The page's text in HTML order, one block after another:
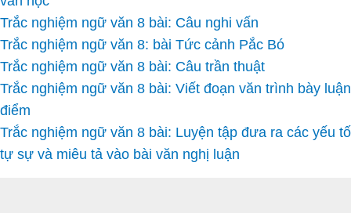
Trắc nghiệm ngữ văn 8 bài: Câu nghi vấn
Trắc nghiệm ngữ văn 8: bài Tức cảnh Pắc Bó
Trắc nghiệm ngữ văn 8 bài: Câu trần thuật
Trắc nghiệm ngữ văn 8 bài: Viết đoạn văn trình bày luận
điểm
Trắc nghiệm ngữ văn 8 bài: Luyện tập đưa ra các yếu tố
tự sự và miêu tả vào bài văn nghị luận